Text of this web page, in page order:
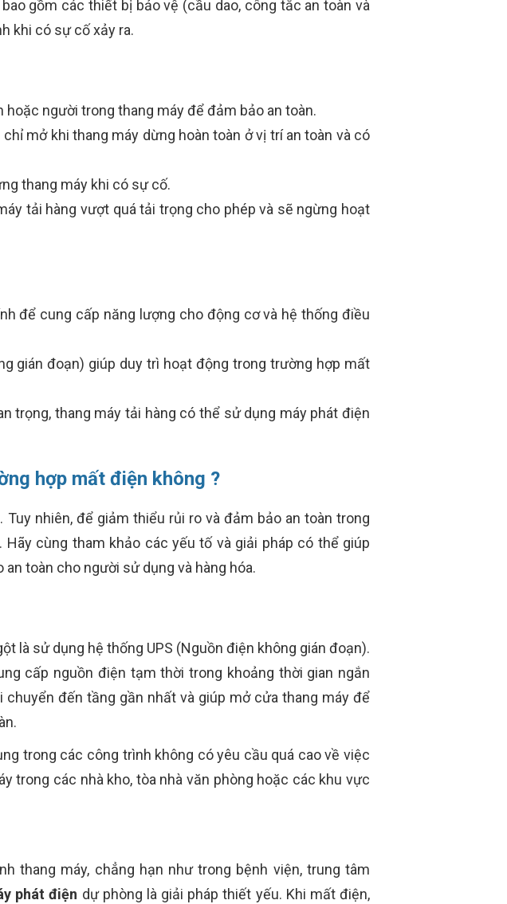
gồm các thiết bị bảo vệ (cầu dao, công tắc an toàn và
khi có sự cố xảy ra.
người trong thang máy để đảm bảo an toàn.
mở khi thang máy dừng hoàn toàn ở vị trí an toàn và có
thang máy khi có sự cố.
tải hàng vượt quá tải trọng cho phép và sẽ ngừng hoạt
để cung cấp năng lượng cho động cơ và hệ thống điều
gián đoạn) giúp duy trì hoạt động trong trường hợp mất
trọng, thang máy tải hàng có thể sử dụng máy phát điện
hợp mất điện không ?
nhiên, để giảm thiểu rủi ro và đảm bảo an toàn trong
cùng tham khảo các yếu tố và giải pháp có thể giúp
toàn cho người sử dụng và hàng hóa.
là sử dụng hệ thống UPS (Nguồn điện không gián đoạn).
cấp nguồn điện tạm thời trong khoảng thời gian ngắn
đến tầng gần nhất và giúp mở cửa thang máy để
trong các công trình không có yêu cầu quá cao về việc
trong các nhà kho, tòa nhà văn phòng hoặc các khu vực
thang máy, chẳng hạn như trong bệnh viện, trung tâm
phát điện dự phòng là giải pháp thiết yếu. Khi mất điện,